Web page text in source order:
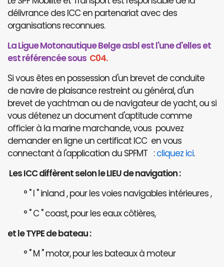
délivrance des ICC en partenariat avec des
organisations reconnues.
La Ligue Motonautique Belge asbl est l'une d'elles et
est référencée sous C04.
Si vous êtes en possession d'un brevet de conduite
de navire de plaisance restreint ou général, d'un
brevet de yachtman ou de navigateur de yacht, ou si
vous détenez un document d'aptitude comme
officier à la marine marchande, vous pouvez
demander en ligne un certificat ICC en vous
connectant à l'application du SPFMT :cliquez ici.
Les ICC diffèrent selon le LIEU de navigation :
° " I " inland , pour les voies navigables intérieures ,
° " C " coast, pour les eaux côtières,
et le TYPE de bateau :
° " M " motor, pour les bateaux à moteur